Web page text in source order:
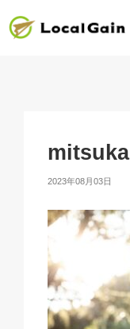
mitsuka
2023年08月03日